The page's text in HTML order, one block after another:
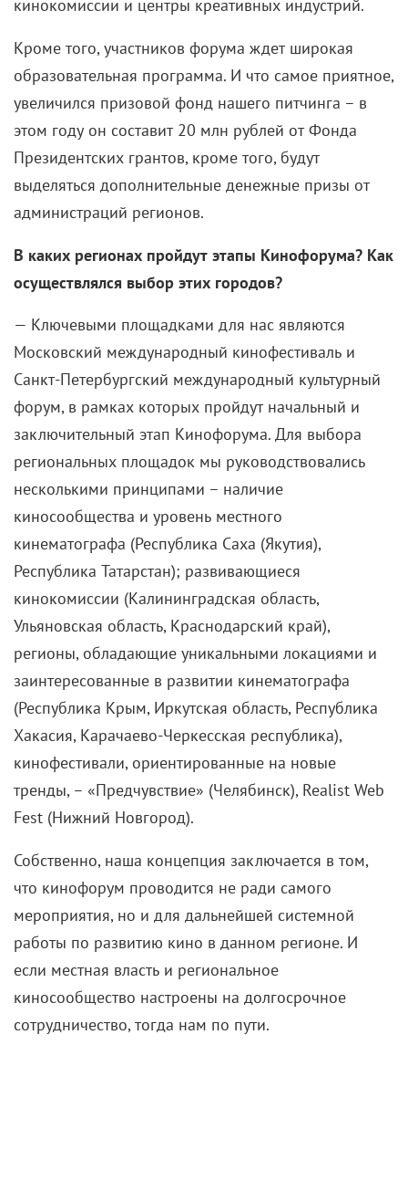
актриса Полина Гухман. Как вы поладили?
— На площадке нам встречаться не приходилось,
но конечно же, мы с Полиной познакомились еще
до съемок, потому что нам было важно узнать друг
друга, что-то перенять, нам было нужно, чтобы
наши Маши слились в одну. Полина чудесная. Она
красавица, талант и боец. В ней есть какая-то
цельность, неожиданная для ее возраста.
В картине ваши друзья – хулиганье и дебоширы. В
жизни у вас были такие приятели? Может быть, у
вас были отношения с хулиганом в юности?
— В Донецке моей вечной компанией были два
старших сводных брата, а также все сопутствующие
этому обстоятельству приключения. Сбитые в кровь
ноги, лазания по верхотурам, велики, самодельные
луки и стрелы, тарзанки, исследования
близлежащих садов, балок, камышей и так далее, и
так далее, и так далее.
В ближайших планах съемки в антиутопии «Кровь
на танцполе» с двумя Светланами – Ходченковой и
Устиновой?
— Я знаю, что этот проект анонсирован на
киносайтах, но не имею к нему никакого